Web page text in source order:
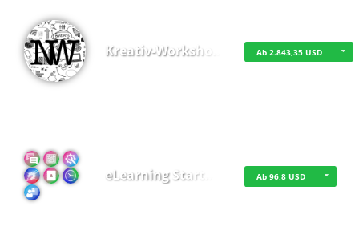
Kreativ-Worksho… Ab 2.843,35 USD
eLearning Start… Ab 96,8 USD